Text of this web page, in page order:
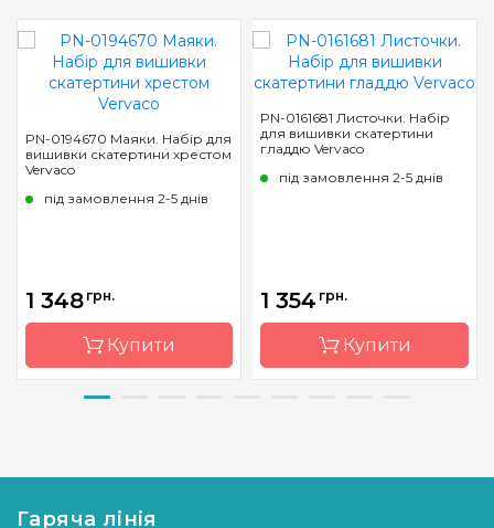
PN-0194670 Маяки. Набір для
вишивки скатертини хрестом
Vervaco
під замовлення 2-5 днів
1 348 грн.
Купити
Країна
Бельгія
PN-0161681 Листочки. Набір
для вишивки скатертини
гладдю Vervaco
під замовлення 2-5 днів
1 354 грн.
Купити
Країна
Бельгія
Гаряча лінія